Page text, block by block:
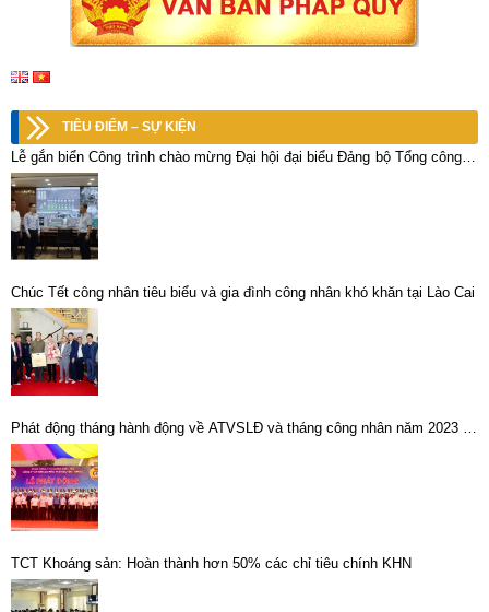
TIÊU ĐIỂM – SỰ KIỆN
Lễ gắn biển Công trình chào mừng Đại hội đại biểu Đảng bộ Tổng công ty
khoáng sản TKV – CTCP lần thứ V, nhiệm kỳ 2025 – 2030
Chúc Tết công nhân tiêu biểu và gia đình công nhân khó khăn tại Lào Cai
Phát động tháng hành động về ATVSLĐ và tháng công nhân năm 2023 tại
Công ty CP Kim loại màu Thái Nguyên – VIMICO
TCT Khoáng sản: Hoàn thành hơn 50% các chỉ tiêu chính KHN